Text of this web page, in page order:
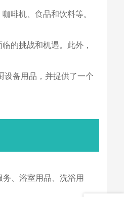
啡机、食品和饮料等。
的挑战和机遇。此外，
设备用品，并提供了一个
、浴室用品、洗浴用